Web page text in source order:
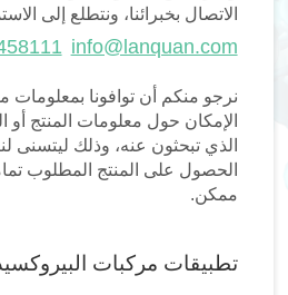
الاتصال بخبرائنا، ونتطلع إلى
info@lanquan.com
نرجو منكم أن توافونا بمعلومات
الإمكان حول معلومات المنتج أو
الذي تبحثون عنه، وذلك ليتسنى
الحصول على المنتج المطلوب
ممكن.
تطبيقات مركبات